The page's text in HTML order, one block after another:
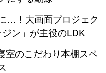
…！大画面プロジェク
ン」が主役のLDK
室のこだわり本棚スペ